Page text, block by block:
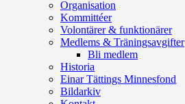
Organisation
Kommittéer
Volontärer & funktionärer
Medlems & Träningsavgifter
Bli medlem
Historia
Einar Tättings Minnesfond
Bildarkiv